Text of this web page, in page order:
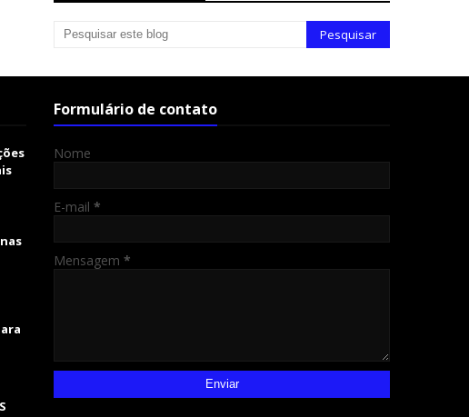
Formulário de contato
Nome
E-mail *
Mensagem *